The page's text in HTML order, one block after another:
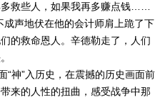
救些人，如果我再多赚点钱……
声地伏在他的会计师肩上跪了下
的救命恩人。辛德勒走了，人们
神”入历史，在震撼的历史画面前
来的人性的扭曲，感受战争中那